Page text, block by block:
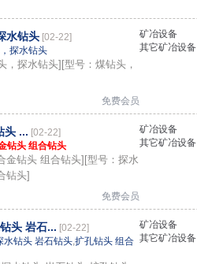
水钻头 [02-22]
探水钻头
，探水钻头][型号：煤钻头，
免费会员
矿冶设备
其它矿冶设备
头 ... [02-22]
钻头 组合钻头
金钻头 组合钻头][型号：探水
钻头]
免费会员
矿冶设备
其它矿冶设备
头 岩石... [02-22]
水钻头 岩石钻头,扩孔钻头 组合
矿冶设备
其它矿冶设备